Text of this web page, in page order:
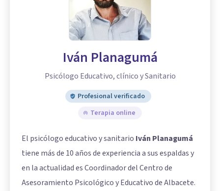
Iván Planagumá
Psicólogo Educativo, clínico y Sanitario
Profesional verificado
Terapia online
El psicólogo educativo y sanitario Iván Planagumá
tiene más de 10 años de experiencia a sus espaldas y
en la actualidad es Coordinador del Centro de
Asesoramiento Psicológico y Educativo de Albacete.